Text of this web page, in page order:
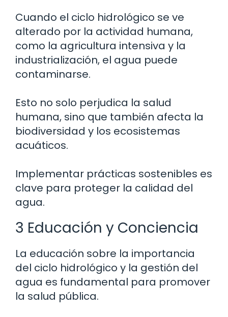
Cuando el ciclo hidrológico se ve
alterado por la actividad humana,
como la agricultura intensiva y la
industrialización, el agua puede
contaminarse.
Esto no solo perjudica la salud
humana, sino que también afecta la
biodiversidad y los ecosistemas
acuáticos.
Implementar prácticas sostenibles es
clave para proteger la calidad del
agua.
3 Educación y Conciencia
La educación sobre la importancia
del ciclo hidrológico y la gestión del
agua es fundamental para promover
la salud pública.